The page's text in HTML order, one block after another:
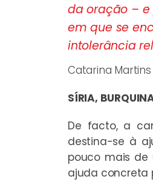
da oração –
em que se
intolerância
Catarina
SÍRIA,
De facto, a
destina-se à
pouco mais de
ajuda concreta